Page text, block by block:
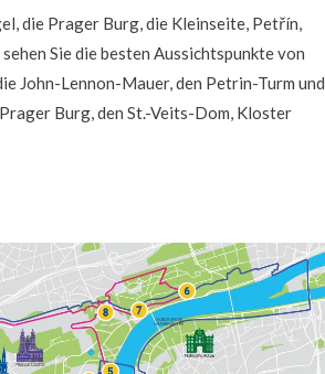
die Prager Burg, die Kleinseite, Petřín,
Sie die besten Aussichtspunkte von
John-Lennon-Mauer, den Petrin-Turm und
Burg, den St.-Veits-Dom, Kloster